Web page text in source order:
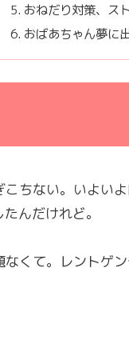
おねだり対策、ス
おばあちゃん夢に
ちない。いよい
んだけれど。
くて。レントゲ